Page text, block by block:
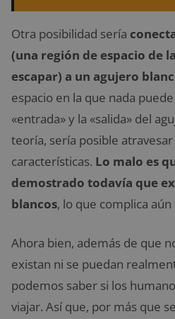
Otra posibilidad sería
(una región de espacio de
escapar) a un agujero
espacio en la que nada
«entrada» y la «salida» del
teoría, sería posible
características. Lo malo es
demostrado todavía que
blancos, lo que complica aún
Ahora bien, además de que
existan ni se puedan
podemos saber si los
viajar. Así que, por más que